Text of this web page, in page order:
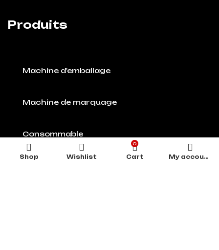
Produits
Machine d'emballage
Machine de marquage
Consommable
Shop Wishlist
0
Cart My account